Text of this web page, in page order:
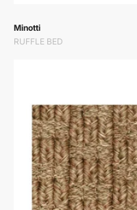
Prodavač:
Minotti
RUFFLE BED